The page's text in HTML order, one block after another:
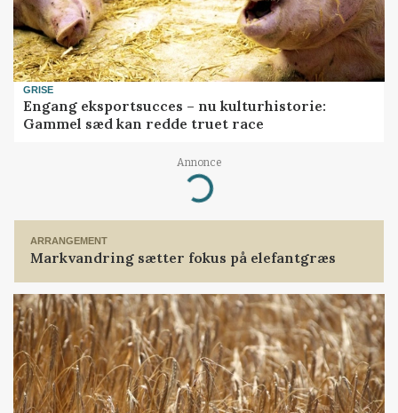
GRISE
Engang eksportsucces – nu kulturhistorie:
Gammel sæd kan redde truet race
Annonce
Loading...
ARRANGEMENT
Markvandring sætter fokus på elefantgræs